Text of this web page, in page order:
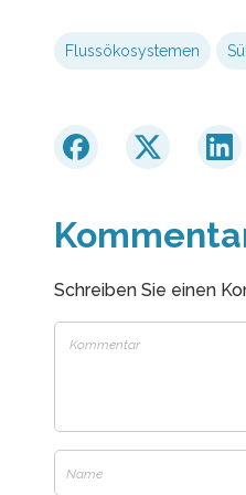
Flussökosystemen
Schreiben Sie einen